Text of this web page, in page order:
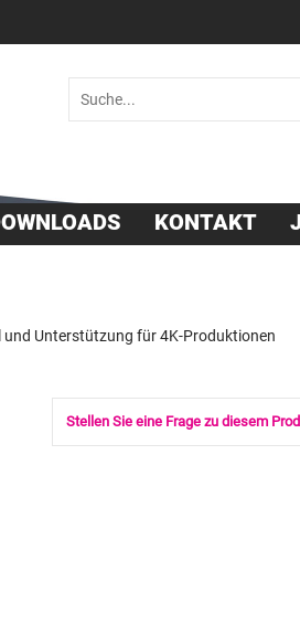
KONTAKT
und Unterstützung für 4K-Produktionen
Stellen Sie eine Frage zu diesem